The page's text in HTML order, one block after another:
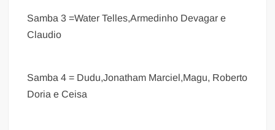
Samba 3 =Water Telles,Armedinho Devagar e
Claudio
Samba 4 = Dudu,Jonatham Marciel,Magu, Roberto
Doria e Ceisa